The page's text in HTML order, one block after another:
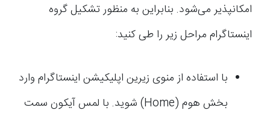
امکانپذیر می‌شود. بنابراین به منظور تشکیل گروه
اینستاگرام مراحل زیر را طی کنید:
با استفاده از منوی زیرین اپلیکیشن اینستاگرام وارد
بخش هوم (Home) شوید. با لمس آیکون سمت